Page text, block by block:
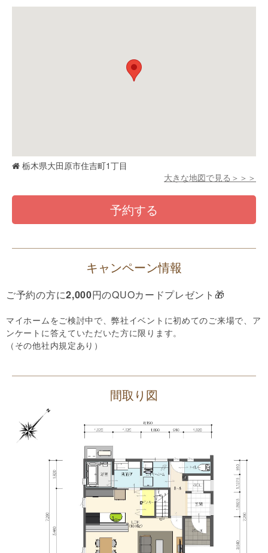
栃木県大田原市住吉町1丁目
大きな地図で見る＞＞＞
予約する
キャンペーン情報
ご予約の方に2,000円のQUOカードプレゼント🎁
マイホームをご検討中で、弊社イベントに初めてのご来場で、ア
ンケートに答えていただいた方に限ります。
（その他社内規定あり）
間取り図